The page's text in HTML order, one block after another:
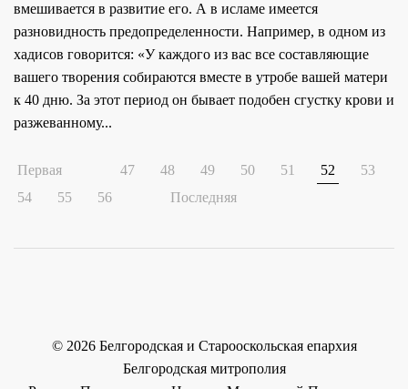
вмешивается в развитие его. А в исламе имеется
разновидность предопределенности. Например, в одном из
хадисов говорится: «У каждого из вас все составляющие
вашего творения собираются вместе в утробе вашей матери
к 40 дню. За этот период он бывает подобен сгустку крови и
разжеванному...
Первая 47 48 49 50 51 52
53
54
55 56 Последняя
© 2026Белгородская и Старооскольская епархия
Белгородская митрополия